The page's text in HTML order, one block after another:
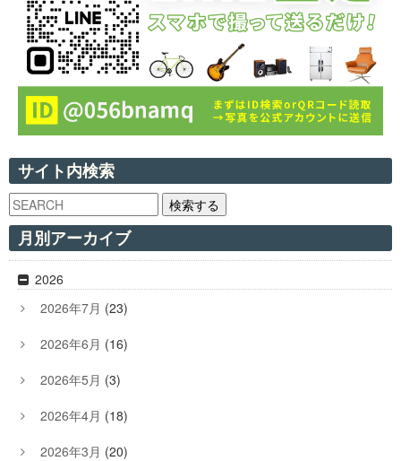
サイト内検索
検索する
月別アーカイブ
2026
2026年7月 (23)
2026年6月 (16)
2026年5月 (3)
2026年4月 (18)
2026年3月 (20)